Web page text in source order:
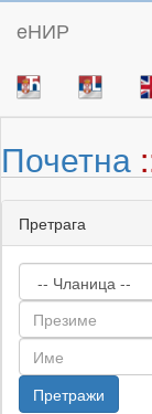
eНИР
Почетна
Претрага